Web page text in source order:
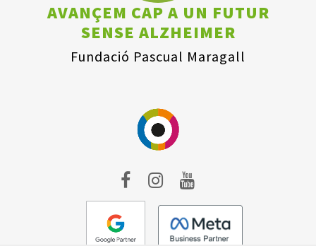
AVANÇEM CAP A UN FUTUR
SENSE ALZHEIMER
Fundació Pascual Maragall